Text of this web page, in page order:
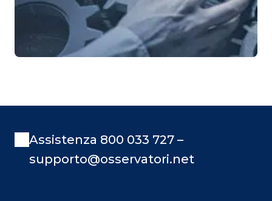
Assistenza 800 033 727 –
supporto@osservatori.net